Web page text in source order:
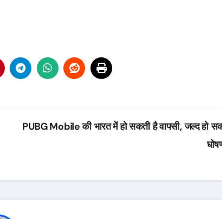
PUBG Mobile की भारत में हो सकती है वापसी, जल्द हो